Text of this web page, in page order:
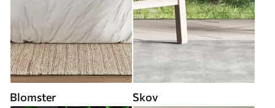
Blomster Skov